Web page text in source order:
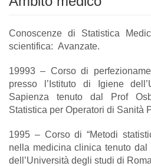
Conoscenze di Statistica
scientifica: Avanzate.
19993 – Corso di
presso l’Istituto di Igiene
Sapienza tenuto dal Prof
Statistica per Operatori di Sanità
1995 – Corso di “Metodi
nella medicina clinica tenuto dal
dell’Università degli studi di